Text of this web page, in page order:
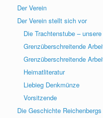
Der Verein
Der Verein stellt sich vor
Die Trachtenstube –
Grenzüberschreitende
Grenzüberschreitende
Heimatliteratur
Liebieg Denkmünze
Vorsitzende
Die Geschichte Reichenbergs